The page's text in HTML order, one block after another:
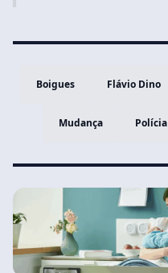
Boigues Flávio Dino
Mudança Polícia